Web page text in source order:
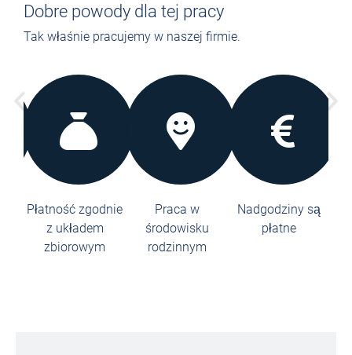
Dobre powody dla tej pracy
Tak właśnie pracujemy w naszej firmie.
Płatność zgodnie
z układem
zbiorowym
Praca w
środowisku
rodzinnym
Nadgodziny są
płatne